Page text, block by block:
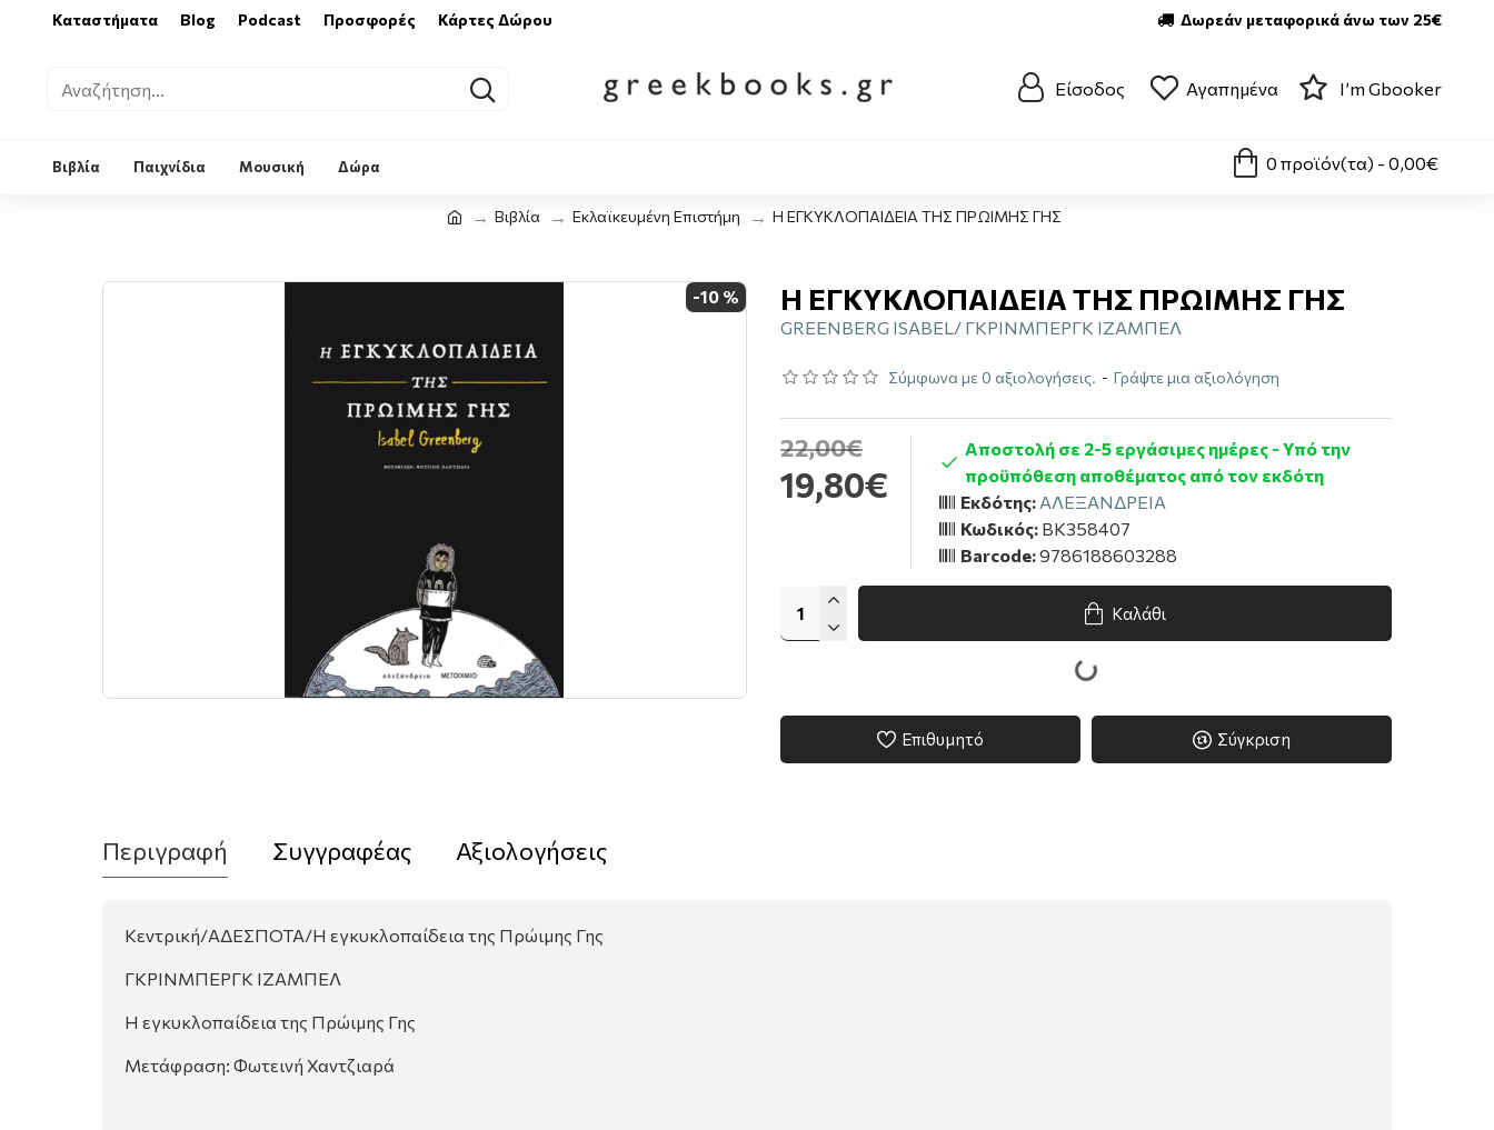
Καταστήματα Blog Podcast Προσφορές Κάρτες Δώρου Δωρεάν μεταφορικά άνω των 25€
Είσοδος Αγαπημένα I’m Gbooker
Βιβλία Παιχνίδια Μουσική Δώρα 0 προϊόν(τα) - 0,00€
Βιβλία Εκλαϊκευμένη Επιστήμη Η ΕΓΚΥΚΛΟΠΑΙΔΕΙΑ ΤΗΣ ΠΡΩΙΜΗΣ ΓΗΣ
-10 % Η ΕΓΚΥΚΛΟΠΑΙΔΕΙΑ ΤΗΣ ΠΡΩΙΜΗΣ ΓΗΣ
GREENBERG ISABEL/ ΓΚΡΙΝΜΠΕΡΓΚ ΙΖΑΜΠΕΛ
Σύμφωνα με 0 αξιολογήσεις. - Γράψτε μια αξιολόγηση
19,80€
22,00€
Αποστολή σε 2-5 εργάσιμες ημέρες - Υπό την
προϋπόθεση αποθέματος από τον εκδότη
Εκδότης: ΑΛΕΞΑΝΔΡΕΙΑ
Κωδικός: BK358407
Barcode:9786188603288
Καλάθι
Επιθυμητό Σύγκριση
Περιγραφή Συγγραφέας Αξιολογήσεις
Κεντρική/ΑΔΕΣΠΟΤΑ/Η εγκυκλοπαίδεια της Πρώιμης Γης
ΓΚΡΙΝΜΠΕΡΓΚ ΙΖΑΜΠΕΛ
Η εγκυκλοπαίδεια της Πρώιμης Γης
Μετάφραση: Φωτεινή Χαντζιαρά